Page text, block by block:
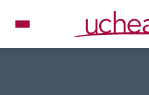
contenido